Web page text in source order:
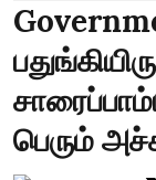
பெரும்